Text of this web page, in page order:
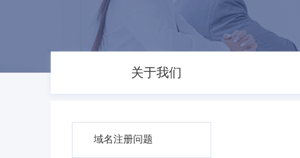
关于我们
域名注册问题